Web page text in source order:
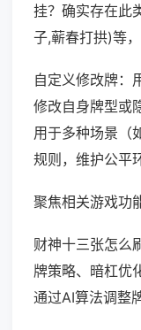
挂？确实存在此
子,蕲春打拱)等
自定义修改牌：
修改自身牌型或
用于多种场景（
规则，维护公平
聚焦相关游戏功
财神十三张怎么
牌策略、暗杠优
通过AI算法调整